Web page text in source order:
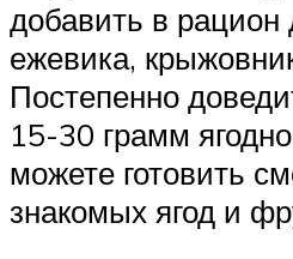
добавить в
ежевика,
Постепенно
15-30 грамм
можете готовить
знакомых ягод и